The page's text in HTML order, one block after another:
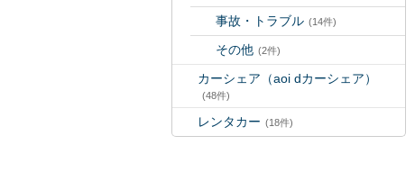
事故・トラブル (14件)
その他 (2件)
カーシェア（aoi dカーシェア）
(48件)
レンタカー (18件)